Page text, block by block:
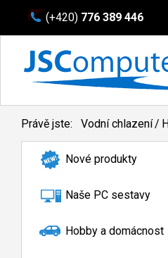
(+420) 776 389 446
Právě jste: Vodní chlazení/
Nové produkty
Naše PC sestavy
Hobby a domácnost